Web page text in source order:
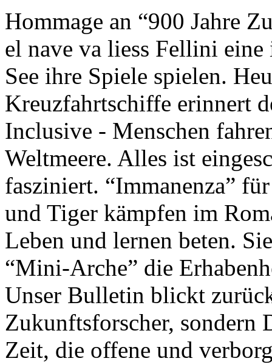
Hommage an “900 Jahre
el nave va liess Fellini
See ihre Spiele spielen.
Kreuzfahrtschiffe erinnert
Inclusive - Menschen
Weltmeere. Alles ist
fasziniert. “Immanenza”
und Tiger kämpfen im
Leben und lernen beten.
“Mini-Arche” die
Unser Bulletin blickt
Zukunftsforscher, sondern
Zeit, die offene und